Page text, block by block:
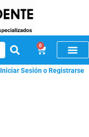
0
Iniciar Sesión o Registrarse